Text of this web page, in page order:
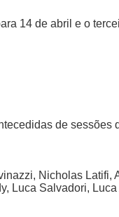
14 de abril e o
de sessões
Nicholas
Luca Salvadori,